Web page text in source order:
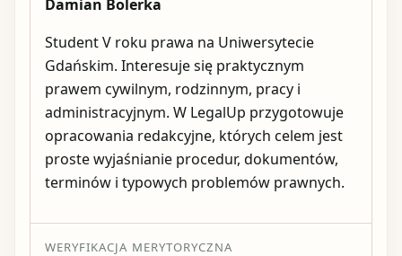
Damian Bolerka
Student V roku prawa na Uniwersytecie
Gdańskim. Interesuje się praktycznym
prawem cywilnym, rodzinnym, pracy i
administracyjnym. W LegalUp przygotowuje
opracowania redakcyjne, których celem jest
proste wyjaśnianie procedur, dokumentów,
terminów i typowych problemów prawnych.
WERYFIKACJA MERYTORYCZNA